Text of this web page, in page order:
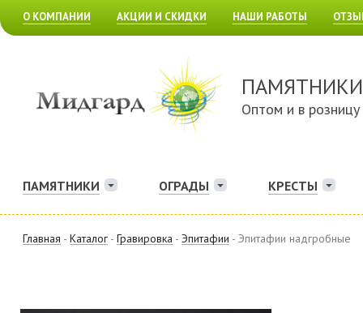
О КОМПАНИИ АКЦИИ И СКИДКИ НАШИ РАБОТЫ
ПАМЯТНИКИ
Оптом и в розницу
ПАМЯТНИКИ ОГРАДЫ КРЕСТЫ
Главная - Каталог - Гравировка - Эпитафии - Эпитафии надгробные